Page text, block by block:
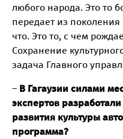
любого народа. Это то
передает из
что. Это то, с чем
Сохранение
задача Главного
– B Гагаузии силами
экспертов
развития культуры
программа?